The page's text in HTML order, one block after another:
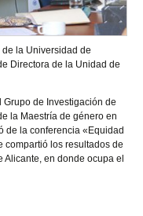
la Universidad de
Directora de la Unidad de
de Investigación de
la Maestría de género en
de la conferencia «Equidad
compartió los resultados de
en donde ocupa el